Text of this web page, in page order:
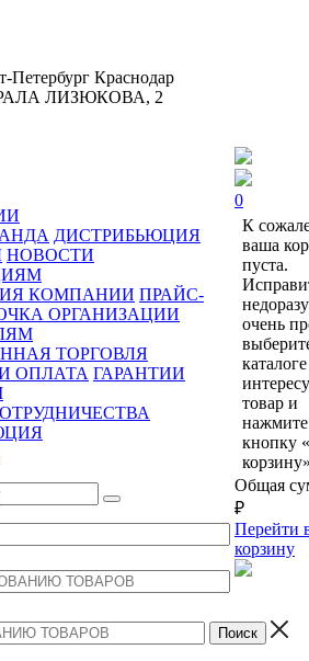
Петербург Краснодар
ЛИЗЮКОВА, 2
ДИСТРИБЬЮЦИЯ
НОВОСТИ
КОМПАНИИ ПРАЙС-
ОРГАНИЗАЦИИ
ТОРГОВЛЯ
ОПЛАТА ГАРАНТИИ
0
К
ваша
пуста.
очень
каталоге
товар и
нажмите
кнопку
Общая
₽
Перейти
корзину